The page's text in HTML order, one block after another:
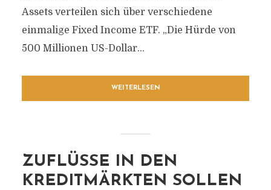
Assets verteilen sich über verschiedene
einmalige Fixed Income ETF. „Die Hürde von
500 Millionen US-Dollar...
WEITERLESEN
ZUFLÜSSE IN DEN
KREDITMÄRKTEN SOLLEN